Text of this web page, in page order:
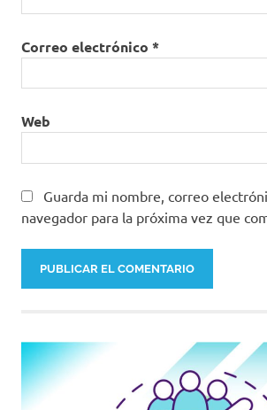
Correo electrónico *
Web
Guarda mi nombre, correo
navegador para la próxima vez que